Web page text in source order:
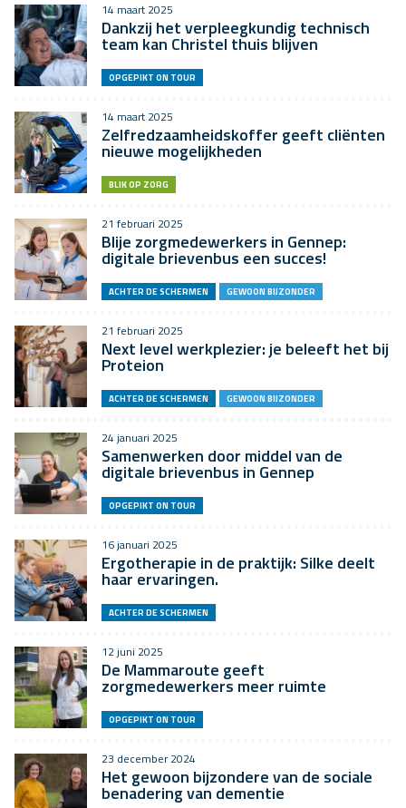
14 maart 2025
Dankzij het verpleegkundig technisch
team kan Christel thuis blijven
OPGEPIKT ON TOUR
14 maart 2025
Zelfredzaamheidskoffer geeft cliënten
nieuwe mogelijkheden
BLIK OP ZORG
21 februari 2025
Blije zorgmedewerkers in Gennep:
digitale brievenbus een succes!
ACHTER DE SCHERMEN GEWOON BIJZONDER
21 februari 2025
Next level werkplezier: je beleeft het bij
Proteion
ACHTER DE SCHERMEN GEWOON BIJZONDER
24 januari 2025
Samenwerken door middel van de
digitale brievenbus in Gennep
OPGEPIKT ON TOUR
16 januari 2025
Ergotherapie in de praktijk: Silke deelt
haar ervaringen.
ACHTER DE SCHERMEN
12 juni 2025
De Mammaroute geeft
zorgmedewerkers meer ruimte
OPGEPIKT ON TOUR
23 december 2024
Het gewoon bijzondere van de sociale
benadering van dementie